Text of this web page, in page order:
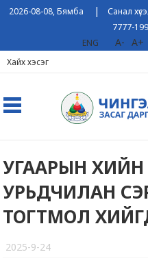
2026-08-08, Бямба | Санал
7777-
ENG
A- A+
УГААРЫН
УРЬДЧИЛАН
ТОГТМОЛ
2025-9-24